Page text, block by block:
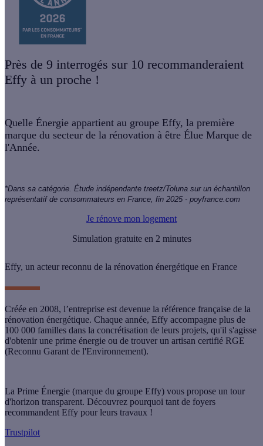
Près de 9 interrogés sur 10 recommanderaient
Effy à un proche !
Quelle Énergie appartient au groupe Effy, la première
marque du secteur de la rénovation à être Élue Marque de
l'Année.
*Dans sa catégorie. Étude indépendante treetz/Toluna sur un échantillon
représentatif de consommateurs en France, fin 2025 - poyfrance.com
Je rénove mon logement
Simulation gratuite en 2 minutes
Effy, un acteur reconnu de la rénovation énergétique en France
Créée en 2008, l’entreprise est devenue la référence française de la
rénovation énergétique. Chaque année, Effy accompagne plus de
100 000 familles dans la concrétisation de leurs projets, qu'il s'agisse
d'obtenir une prime énergie ou de trouver un artisan certifié RGE
(Reconnu Garant de l'Environnement).
La Prime Énergie (marque du groupe Effy) vous propose un tour
d'horizon transparent. Découvrez pourquoi tant de foyers
recommandent Effy pour leurs travaux !
Trustpilot